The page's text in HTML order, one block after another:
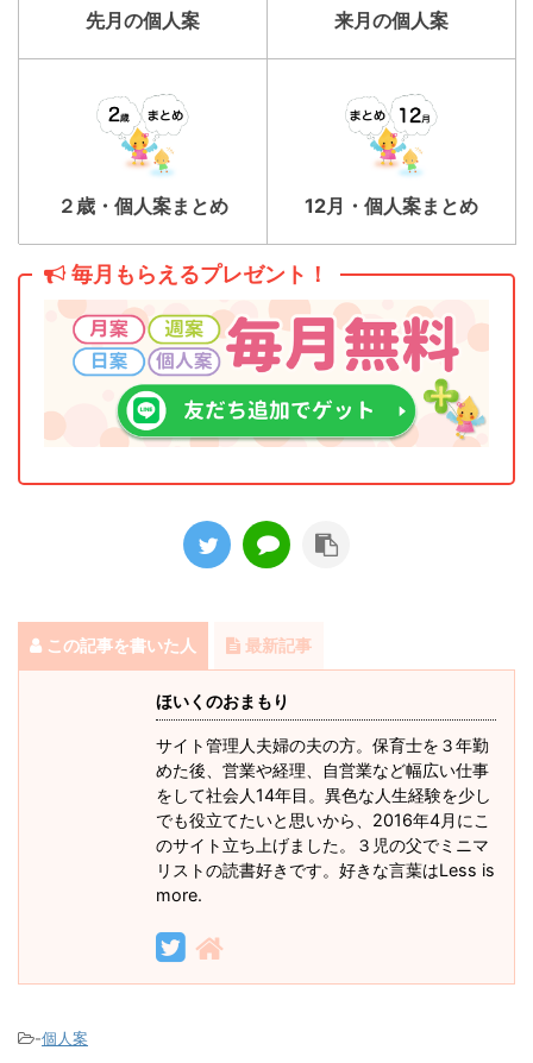
先月の個人案 来月の個人案
２歳・個人案まとめ 12月・個人案まとめ
毎月もらえるプレゼント！
この記事を書いた人 最新記事
ほいくのおまもり
サイト管理人夫婦の夫の方。保育士を３年勤
めた後、営業や経理、自営業など幅広い仕事
をして社会人14年目。異色な人生経験を少し
でも役立てたいと思いから、2016年4月にこ
のサイト立ち上げました。３児の父でミニマ
リストの読書好きです。好きな言葉はLess is
more.
-個人案